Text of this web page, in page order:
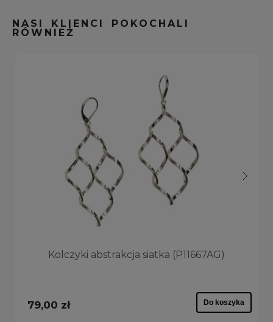
NASI KLIENCI POKOCHALI
RÓWNIEŻ
Kolczyki abstrakcja siatka (P11667AG)
79,00 zł Do koszyka